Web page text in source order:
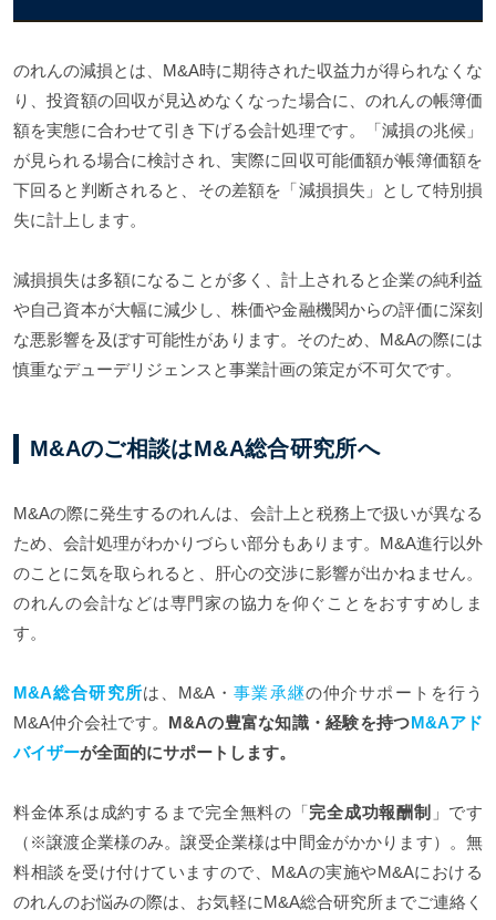
のれんの減損とは、M&A時に期待された収益力が得られなくな
り、投資額の回収が見込めなくなった場合に、のれんの帳簿価
額を実態に合わせて引き下げる会計処理です。「減損の兆候」
が見られる場合に検討され、実際に回収可能価額が帳簿価額を
下回ると判断されると、その差額を「減損損失」として特別損
失に計上します。
減損損失は多額になることが多く、計上されると企業の純利益
や自己資本が大幅に減少し、株価や金融機関からの評価に深刻
な悪影響を及ぼす可能性があります。そのため、M&Aの際には
慎重なデューデリジェンスと事業計画の策定が不可欠です。
M&Aのご相談はM&A総合研究所へ
M&Aの際に発生するのれんは、会計上と税務上で扱いが異なる
ため、会計処理がわかりづらい部分もあります。M&A進行以外
のことに気を取られると、肝心の交渉に影響が出かねません。
のれんの会計などは専門家の協力を仰ぐことをおすすめしま
す。
M&A総合研究所は、M&A・事業承継の仲介サポートを行う
M&A仲介会社です。 M&Aの豊富な知識・経験を持つM&Aアド
バイザーが全面的にサポートします。
料金体系は成約するまで完全無料の「完全成功報酬制 」です
（※譲渡企業様のみ。譲受企業様は中間金がかかります）。無
料相談を受け付けていますので、M&Aの実施やM&Aにおける
のれんのお悩みの際は、お気軽にM&A総合研究所までご連絡く